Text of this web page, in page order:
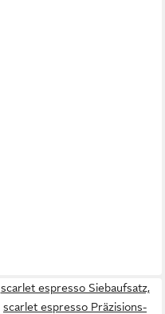
scarlet espresso Siebaufsatz,
scarlet espresso Präzisions-